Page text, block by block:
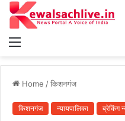
Menu
Home /किशनगंज
किशनगंज न्यायपालिका ब्रेकिंग